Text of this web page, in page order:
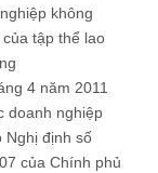
không
tập thể lao
4 năm 2011
doanh nghiệp
Nghị định số
của Chính phủ